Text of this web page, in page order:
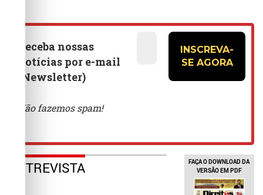
ENTREVISTA
FAÇA O DOWNLOAD DA
VERSÃO EM PDF